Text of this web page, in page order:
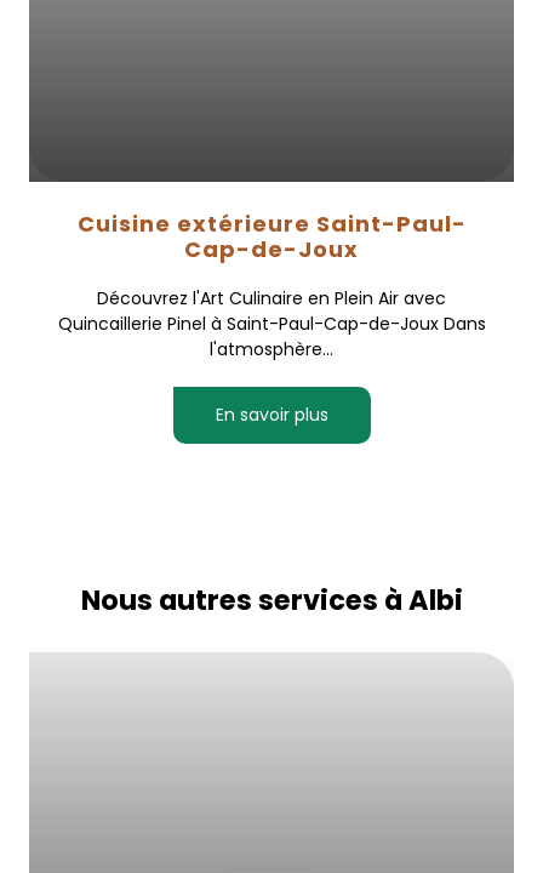
Cuisine extérieure Saint-Paul-
Cap-de-Joux
Découvrez l'Art Culinaire en Plein Air avec
Quincaillerie Pinel à Saint-Paul-Cap-de-Joux Dans
l'atmosphère...
En savoir plus
Nous autres services à Albi